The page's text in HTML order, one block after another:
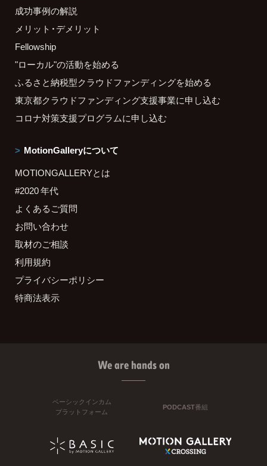
成功事例の解説
メリット・デメリット
Fellowship
"ローカル"の活動を始める
ふるさと納税型クラウドファンディングを始める
東京都クラウドファンディング支援事業に申し込む
コロナ対策支援プログラムに申し込む
MotionGalleryについて
MOTIONGALLERYとは
#2020 年代
よくあるご質問
お問い合わせ
取材のご相談
利用規約
プライバシーポリシー
特商法表示
We are hands on
ベーシックインカム
プラットフォーム
PODCAST番組